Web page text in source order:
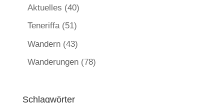
Aktuelles (40)
Teneriffa(51)
Wandern(43)
Wanderungen(78)
Schlagwörter